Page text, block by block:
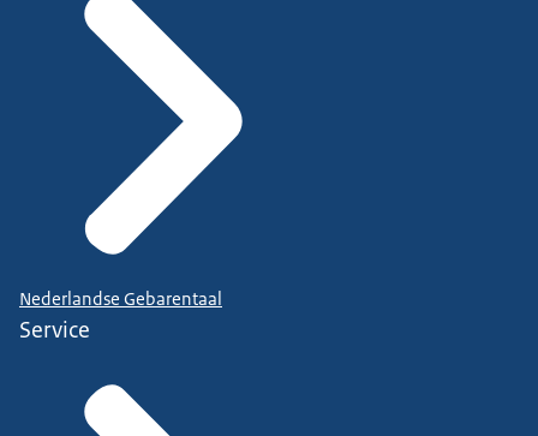
Nederlandse Gebarentaal
Service